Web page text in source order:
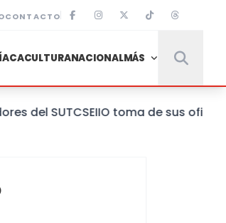
CONTACTO
CULTURANACIONALMÁS
SUTCSEIIO toma de sus oficinas